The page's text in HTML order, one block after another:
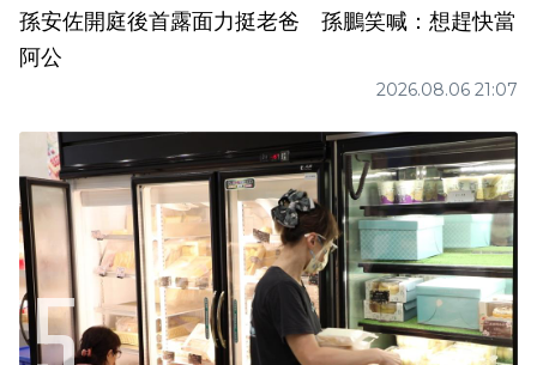
孫安佐開庭後首露面力挺老爸 孫鵬笑喊：想趕快當
阿公
2026.08.06 21:07